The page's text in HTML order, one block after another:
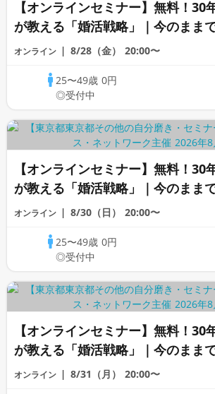
【オンラインセミナー】無料！30
が教える「婚活戦略」｜今のまま
変わらないと感じる男性へ
オンライン 8/28（金） 20:00〜
25〜49歳0円
◎受付中
【オンラインセミナー】無料！30
が教える「婚活戦略」｜今のまま
変わらないと感じる男性へ
オンライン 8/30（日） 20:00〜
25〜49歳0円
◎受付中
【オンラインセミナー】無料！30
が教える「婚活戦略」｜今のまま
変わらないと感じる男性へ
オンライン 8/31（月） 20:00〜